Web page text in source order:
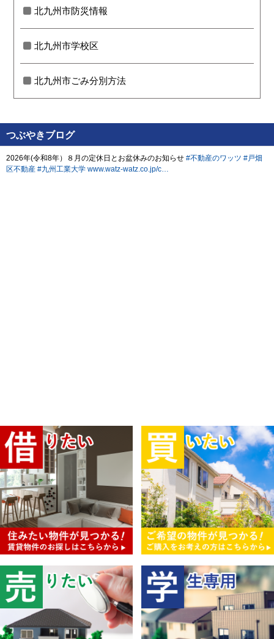
北九州市防災情報
北九州市学校区
北九州市ごみ分別方法
つぶやきブログ